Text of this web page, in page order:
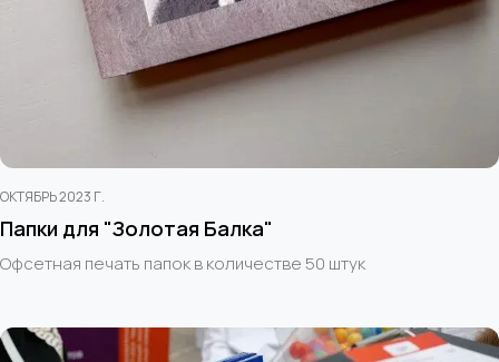
ОКТЯБРЬ 2023 Г.
Папки для "Золотая Балка"
Офсетная печать папок в количестве 50 штук